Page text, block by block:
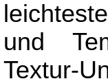
und
Textur-